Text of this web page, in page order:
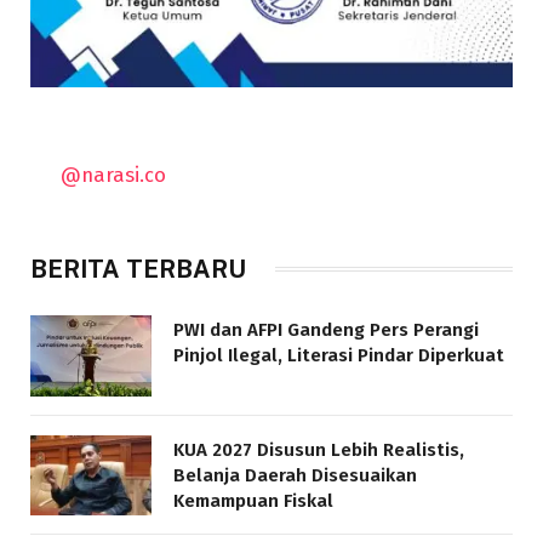
@narasi.co
BERITA TERBARU
PWI dan AFPI Gandeng Pers Perangi
Pinjol Ilegal, Literasi Pindar Diperkuat
KUA 2027 Disusun Lebih Realistis,
Belanja Daerah Disesuaikan
Kemampuan Fiskal